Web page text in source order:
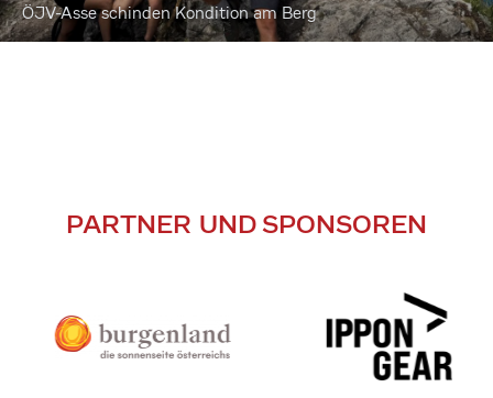
ÖJV-Asse schinden Kondition am Berg
PARTNER UND SPONSOREN